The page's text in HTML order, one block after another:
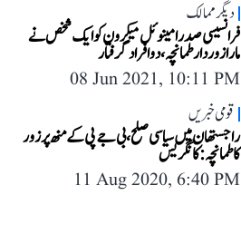
دیگر ممالک
فرانسیسی صدر امینوئل میکرون کو ایک شخص نے
مارا زوردار طمانچہ، دو افراد گرفتار
08 Jun 2021, 10:11 PM
قومی خبریں
راجستھان میں سیاسی صلح، بی جے پی کے منھ پر زور
کا طمانچہ: کانگریس
11 Aug 2020, 6:40 PM